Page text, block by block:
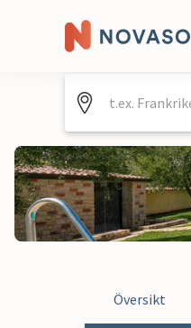
Översikt